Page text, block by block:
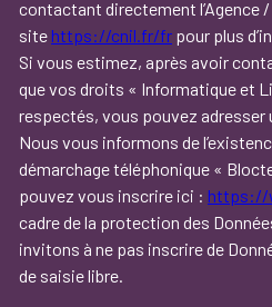
contactant directement l’Agence
sitehttps://cnil.fr/fr pour plus
Si vous estimez, après avoir
que vos droits « Informatique et
respectés, vous pouvez adresser
Nous vous informons de
démarchage téléphonique «
pouvez vous inscrire ici : https://
cadre de la protection des
invitons à ne pas inscrire de
de saisie libre.